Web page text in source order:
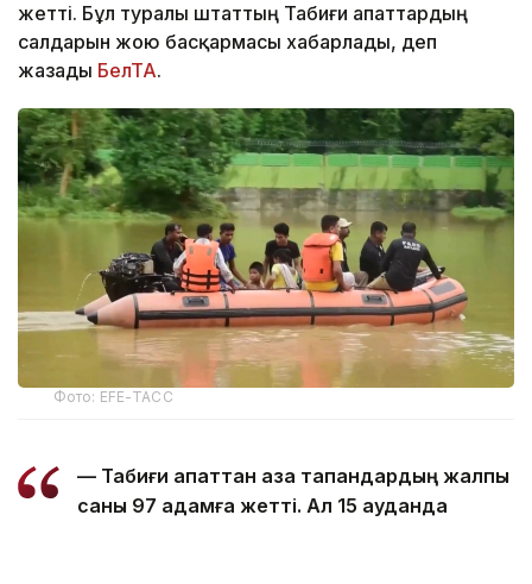
жетті. Бұл туралы штаттың Табиғи апаттардың
салдарын жою басқармасы хабарлады, деп
жазады БелТА.
Фото: EFE-ТАСС
— Табиғи апаттан қаза тапқандардың жалпы
саны 97 адамға жетті. Ал 15 ауданда